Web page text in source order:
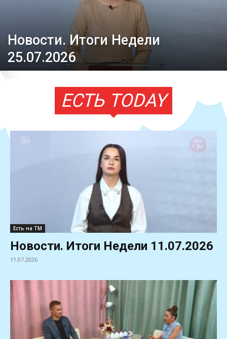
Новости. Итоги Недели
25.07.2026
ЕСТЬ TODAY
Есть на ТМ
Новости. Итоги Недели 11.07.2026
11.07.2026